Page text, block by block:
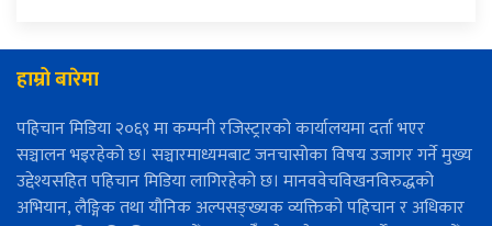
हाम्रो बारेमा
पहिचान मिडिया २०६९ मा कम्पनी रजिस्ट्रारको कार्यालयमा दर्ता भएर
सञ्चालन भइरहेको छ। सञ्चारमाध्यमबाट जनचासोका विषय उजागर गर्ने मुख्य
उद्देश्यसहित पहिचान मिडिया लागिरहेको छ। मानववेचविखनविरुद्धको
अभियान, लैङ्गिक तथा यौनिक अल्पसङ्ख्यक व्यक्तिको पहिचान र अधिकार